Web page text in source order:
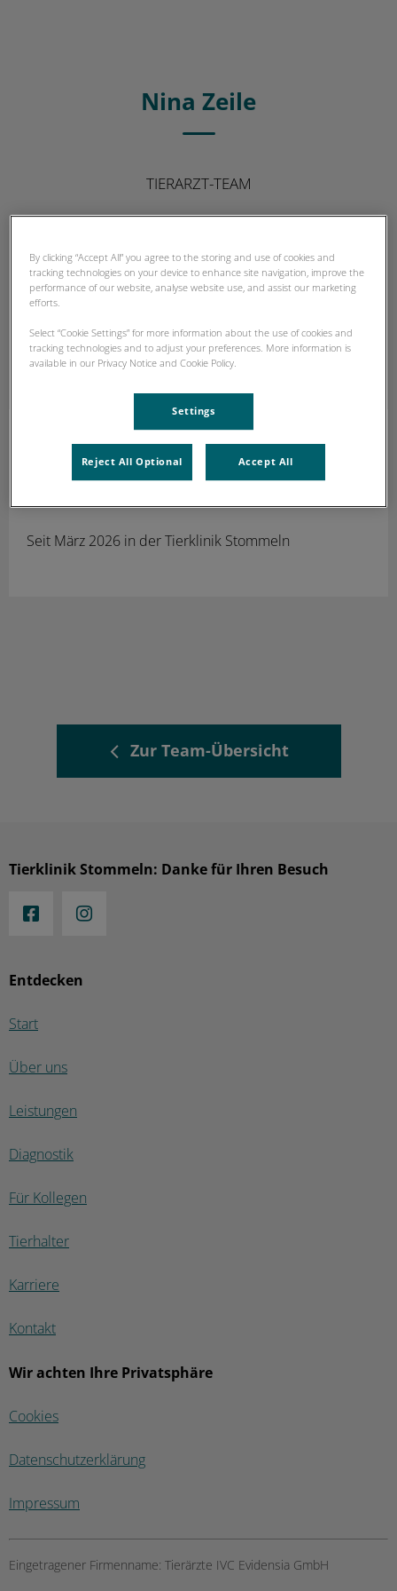
Nina Zeile
TIERARZT-TEAM
In Weiterbildung zur Fachtierärztin für Innere Medizin
Seit März 2026 in der Tierklinik Stommeln
Zur Team-Übersicht
Entdecken
Start
Über uns
Leistungen
Diagnostik
Für Kollegen
Tierhalter
Karriere
Kontakt
Wir achten Ihre Privatsphäre
Cookies
Datenschutzerklärung
Impressum
Tierklinik Stommeln: Danke für Ihren Besuch
Eingetragener Firmenname: Tierärzte IVC Evidensia GmbH
By clicking “Accept All” you agree to the storing and use of cookies and
tracking technologies on your device to enhance site navigation, improve the
performance of our website, analyse website use, and assist our marketing
efforts.
Select “Cookie Settings” for more information about the use of cookies and
tracking technologies and to adjust your preferences. More information is
available in our Privacy Notice and Cookie Policy.
Settings
Reject All Optional Accept All